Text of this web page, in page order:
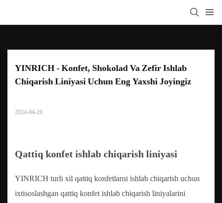
YINRICH - Konfet, Shokolad Va Zefir Ishlab
Chiqarish Liniyasi Uchun Eng Yaxshi Joyingiz
2024-04-26
Qattiq konfet ishlab chiqarish liniyasi
YINRICH turli xil qattiq konfetlarni ishlab chiqarish uchun
ixtisoslashgan qattiq konfet ishlab chiqarish liniyalarini